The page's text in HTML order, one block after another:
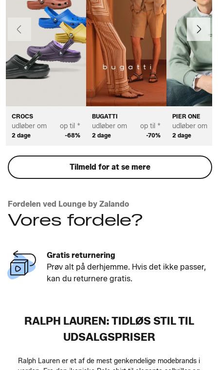
CROCS
udløber om
2 dage
op til *
-68%
BUGATTI
udløber om
2 dage
op til *
-70%
PIER ONE
udløber om
2 dage
Forrige Næste
Tilmeld for at se mere
Fordelen ved Lounge by Zalando
Vores fordele?
Gratis returnering
Prøv alt på derhjemme. Hvis det ikke passer,
kan du returnere gratis.
RALPH LAUREN: TIDLØS STIL TIL
UDSALGSPRISER
Ralph Lauren er et af de mest genkendelige modebrands i